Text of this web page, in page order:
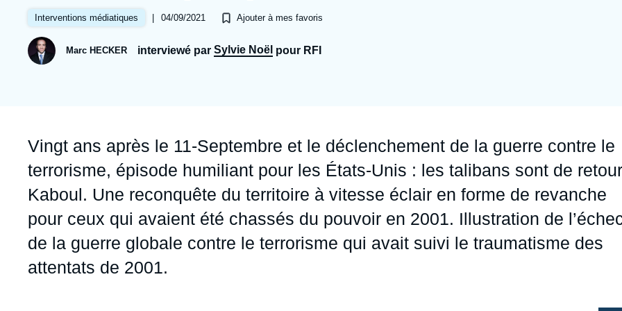
Partenariats et réseaux
Nous soutenir en tant que professionnel
Ramses
Politique étrangère
Intelligence artificielle
Guerre en Ukraine
Europe
Russie - Eurasie
Interventions médiatiques | 04/09/2021 Ajouter à mes favoris
Marc HECKER interviewé par Sylvie Noël pour RFI
Accroche
Vingt ans après le 11-Septembre et le déclenchement de la guerre contre le
terrorisme, épisode humiliant pour les États-Unis : les talibans sont de
Kaboul. Une reconquête du territoire à vitesse éclair en forme de revanche
pour ceux qui avaient été chassés du pouvoir en 2001. Illustration de
de la guerre globale contre le terrorisme qui avait suivi le traumatisme des
attentats de 2001.